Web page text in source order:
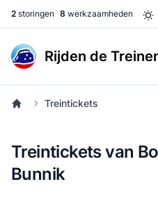
2 storingen 8 werkzaamheden
Rijden de
Treintickets
Treintickets van
Bunnik